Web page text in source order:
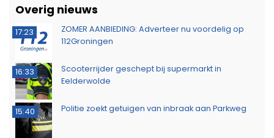
Overig nieuws
17:23
ZOMER AANBIEDING: Adverteer nu voordelig op
112Groningen
16:33
Scooterrijder geschept bij supermarkt in
Eelderwolde
15:40 Politie zoekt getuigen van inbraak aan Parkweg